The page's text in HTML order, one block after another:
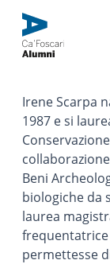
Irene Scarpa
1987 e si
Beni
biologiche da
laurea
permettesse